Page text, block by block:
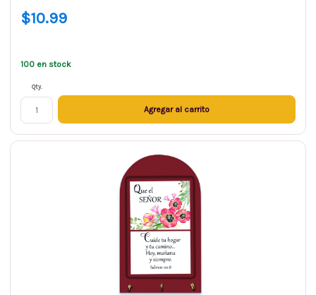
$10.99
100 en stock
Qty.
Agregar al carrito